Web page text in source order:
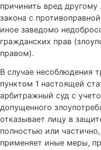
причинить вред
закона с
иное заведомо
гражданских прав
правом).
В случае несоблюдения
пунктом 1 настоящей
арбитражный суд с
допущенного
отказывает лицу в
полностью или
применяет иные меры,